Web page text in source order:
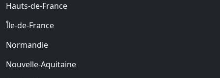
Hauts-de-France
Île-de-France
Normandie
Nouvelle-Aquitaine